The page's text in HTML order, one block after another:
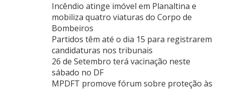
Incêndio atinge imóvel em Planaltina e
mobiliza quatro viaturas do Corpo de
Bombeiros
Partidos têm até o dia 15 para registrarem
candidaturas nos tribunais
26 de Setembro terá vacinação neste
sábado no DF
MPDFT promove fórum sobre proteção às